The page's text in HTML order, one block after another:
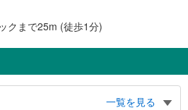
クまで25m (徒歩1分)
一覧を見る